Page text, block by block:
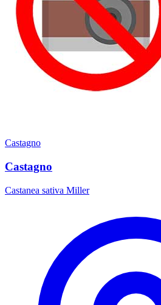
Castagno
Castagno
Castanea sativa Miller